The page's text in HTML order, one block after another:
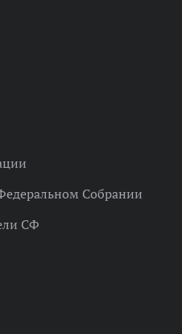
Собрании
СФ